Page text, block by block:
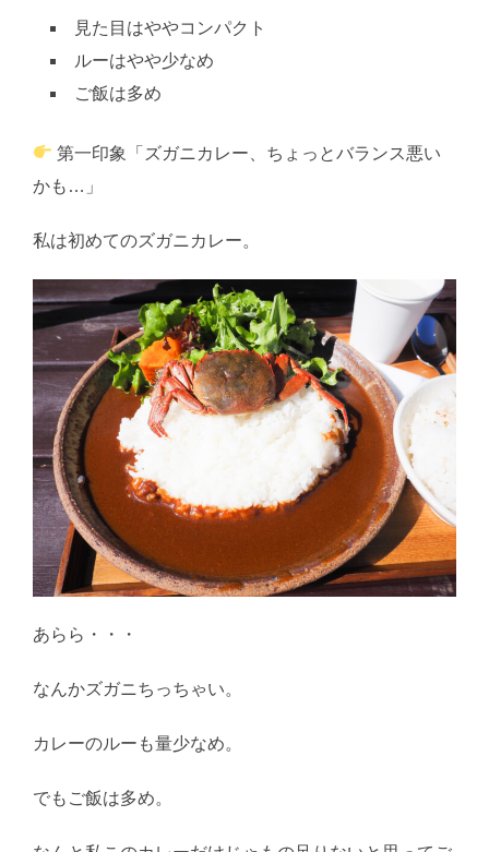
見た目はややコンパクト
ルーはやや少なめ
ご飯は多め
第一印象「ズガニカレー、ちょっとバランス悪い
かも…」
私は初めてのズガニカレー。
あらら・・・
なんかズガニちっちゃい。
カレーのルーも量少なめ。
でもご飯は多め。